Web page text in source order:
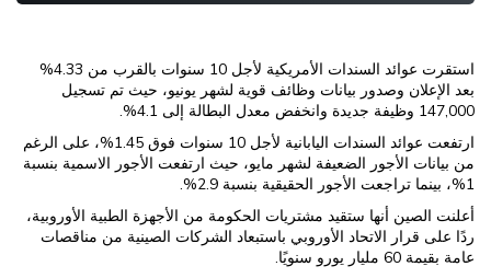
استقرت عوائد السندات الأمريكية لأجل 10 سنوات بالقرب من 4.33%
بعد الإعلان وصدور بيانات وظائف قوية لشهر يونيو، حيث تم تسجيل
147,000 وظيفة جديدة وانخفض معدل البطالة إلى 4.1%.
ارتفعت عوائد السندات اليابانية لأجل 10 سنوات فوق 1.45%، على الرغم
من بيانات الأجور الضعيفة لشهر مايو، حيث ارتفعت الأجور الاسمية بنسبة
1%، بينما تراجعت الأجور الحقيقية بنسبة 2.9%.
أعلنت الصين أنها ستقيد مشتريات الحكومة من الأجهزة الطبية الأوروبية،
ردًا على قرار الاتحاد الأوروبي باستبعاد الشركات الصينية من مناقصات
عامة بقيمة 60 مليار يورو سنويًا.